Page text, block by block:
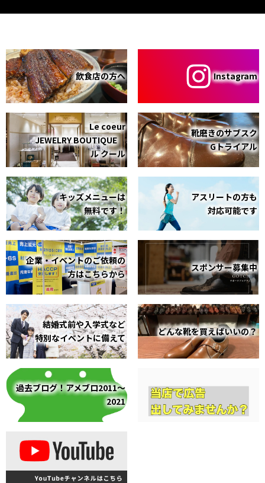
飲食店の方へ Instagram
Le coeur
JEWELRY BOUTIQUE
ル クール
靴磨きのサブスク
Gトライアル
キッズメニューは
無料です！
アスリートの方も
対応可能です
企業・イベントのご依頼の
方はこちらから
スポンサー募集中
結婚式前や入学式など
特別なイベントに備えて
どんな靴を買えばいいの？
過去ブログ！アメブロ2011～
2021